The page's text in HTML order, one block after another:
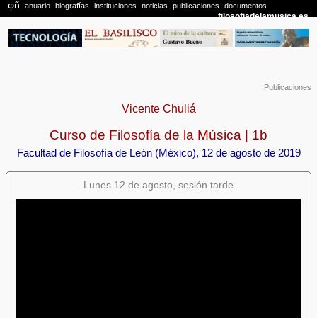
Publicaciones
Vicente Chuliá
Curso de Filosofía de la Música | 1b
Facultad de Filosofía de León (México), 12 de agosto de 2019
Lunes 12 de agosto, sesión tarde